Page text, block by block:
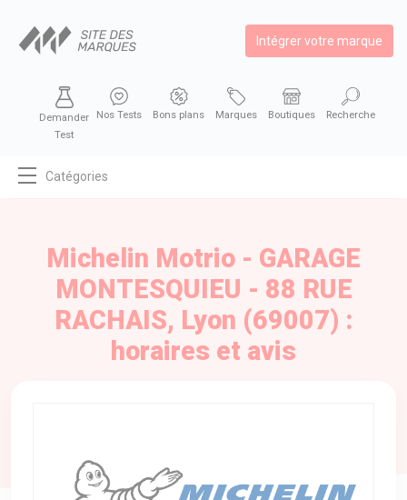
Intégrer votre marque
Demander
Test
Nos Tests Bons plans Marques Boutiques Recherche
Catégories
BIO & ENVIRONNEMENT
ENTREPRISE
Michelin Motrio - GARAGE
MONTESQUIEU - 88 RUE
RACHAIS, Lyon (69007) :
horaires et avis